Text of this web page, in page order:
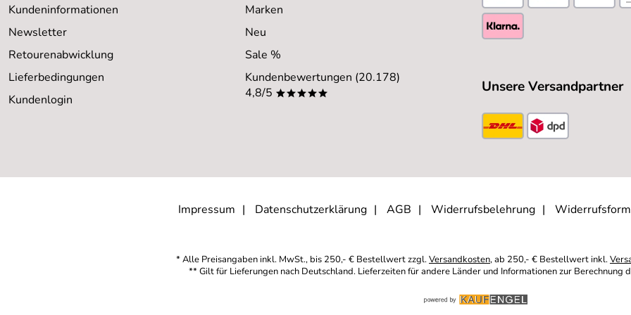
Bewertungsdatum: 31.12.2017
Tomisch
*****
Verifizierte Bewertung
Prukt gut, Lieferung schnell und gut--- alles ok! Danke!
Kaufdatum: 08.02.2017
Bewertungsdatum: 09.03.2017
Bewertungsdatum: 07.02.2017
Kundeninformationen
Newsletter
Retourenabwicklung
Lieferbedingungen
Kundenlogin
Marken
Neu
Sale %
Kundenbewertungen (20.178)
4,8/5 ***** Unsere Versandpartner
Impressum Datenschutzerklärung AGB Widerrufsbelehrung
* Alle Preisangaben inkl. MwSt., bis 250,- € Bestellwert zzgl.Versandkosten, ab 250,- € Bestellwert inkl.
** Gilt für Lieferungen nach Deutschland. Lieferzeiten für andere Länder und Informationen zur Berechnung